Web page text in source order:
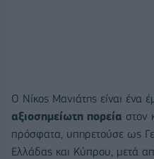
Ο Νίκος Μανιάτης είναι ένα
αξιοσημείωτη πορεία στον
πρόσφατα, υπηρετούσε ως
Ελλάδας και Κύπρου, μετά